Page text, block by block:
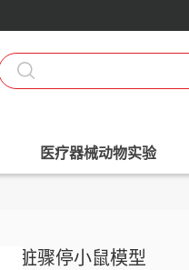
医疗器械动物实验
心脏骤停小鼠模型